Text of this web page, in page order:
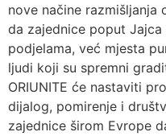
nove načine razmišljanja
da zajednice poput
podjelama, već mjesta
ljudi koji su spremni
ORIUNITE će nastaviti
dijalog, pomirenje i
zajednice širom Evrope